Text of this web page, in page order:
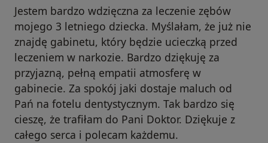
Jestem bardzo wdzięczna za leczenie zębów
mojego 3 letniego dziecka. Myślałam, że już nie
znajdę gabinetu, który będzie ucieczką przed
leczeniem w narkozie. Bardzo dziękuję za
przyjazną, pełną empatii atmosferę w
gabinecie. Za spokój jaki dostaje maluch od
Pań na fotelu dentystycznym. Tak bardzo się
cieszę, że trafiłam do Pani Doktor. Dziękuje z
całego serca i polecam każdemu.